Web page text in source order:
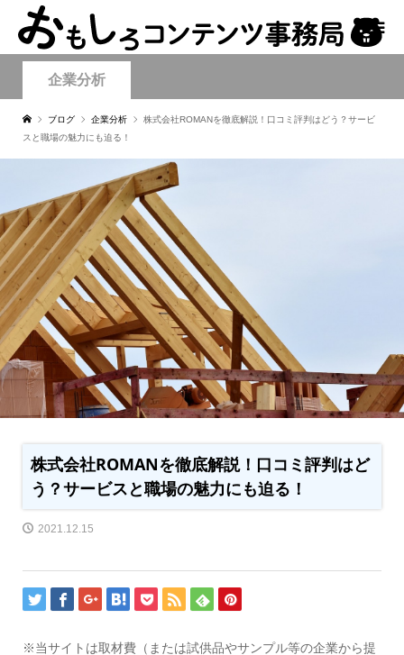
企業分析
ブログ 企業分析
株式会社ROMANを徹底解説！口コミ評判はどう？サービ
スと職場の魅力にも迫る！
株式会社ROMANを徹底解説！口コミ評判はど
う？サービスと職場の魅力にも迫る！
2021.12.15
※当サイトは取材費（または試供品やサンプル等の企業から提